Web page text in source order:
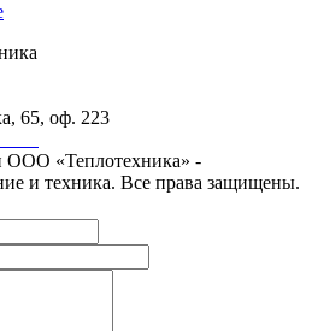
65, оф. 223
ООО «Теплотехника» -
и техника. Все права защищены.